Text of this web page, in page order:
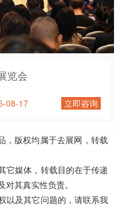
览会
08-17 立即咨询
，版权均属于去展网，转载
它媒体，转载目的在于传递
其真实性负责。
以及其它问题的，请联系我